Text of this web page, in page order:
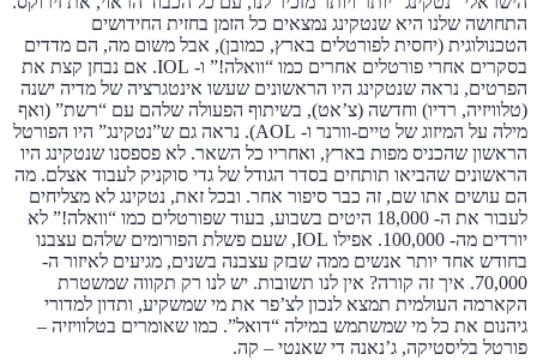
התחושה שלנו היא שנטקינג נמצאים כל הזמן בחזית החידושים
הטכנולוגית (יחסית לפורטלים בארץ, כמובן), אבל משום מה, הם מדדים
בסקרים אחרי פורטלים אחרים כמו “וואלה!” ו- IOL. אם נבחן קצת את
הפרטים, נראה שנטקינג היו הראשונים שעשו אינטגרציה של מדיה ישנה
(טלוויזיה, רדיו) וחדשה (צ’אט), בשיתוף הפעולה שלהם עם “רשת” (ואף
מילה על המיזוג של טיים-וורנר ו- AOL). נראה גם ש”נטקינג” היו הפורטל
הראשון שהכניס מפות בארץ, ואחריו כל השאר. לא פספסנו שנטקינג היו
הראשונים שהביאו תותחים בסדר הגודל של גדי סוקניק לעבוד אצלם. מה
הם עושים אתו שם, זה כבר סיפור אחר. ובכל זאת, נטקינג לא מצליחים
לעבור את ה- 18,000 היטים בשבוע, בעוד שפורטלים כמו “וואלה!” לא
יורדים מה- 100,000. אפילו IOL, שעם פשלת הפורומים שלהם עצבנו
בחודש אחד יותר אנשים ממה שבזק עצבנה בשנים, מגיעים לאיזור ה-
70,000. איך זה קורה? אין לנו תשובות. יש לנו רק תקווה שמשטרת
הקארמה העולמית תמצא לנכון לצ’פר את מי שמשקיע, ותדון למדורי
גיהנום את כל מי שמשתמש במילה “דואל”. כמו שאומרים בטלוויזיה –
פורטל בליסטיקה, ג’נאנה די שאנטי – קה.